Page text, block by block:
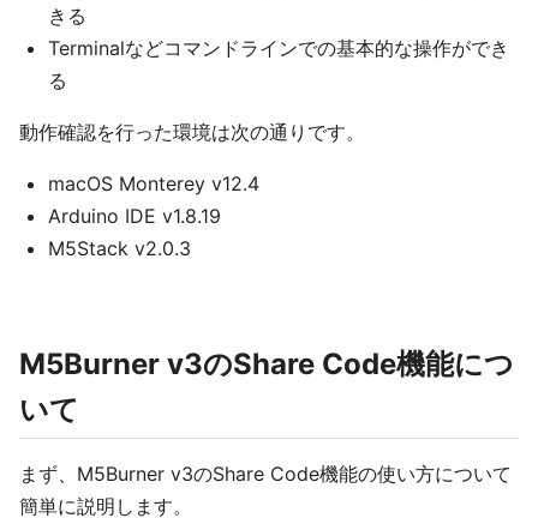
きる
Terminalなどコマンドラインでの基本的な操作ができ
る
動作確認を行った環境は次の通りです。
macOS Monterey v12.4
Arduino IDE v1.8.19
M5Stack v2.0.3
M5Burner v3のShare Code機能につ
いて
まず、M5Burner v3のShare Code機能の使い方について
簡単に説明します。